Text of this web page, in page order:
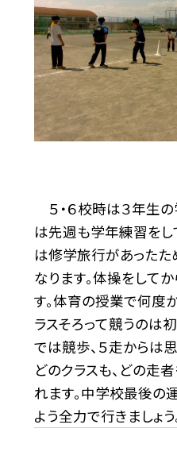
５・６校時は３年生の
は先週も学年練習をし
は修学旅行があった
なります。体操をして
す。体育の授業で何度
ラスそろって競うのは
では競歩、５走からは思
どのクラスも、どの走
れます。中学校最後の
よう全力で行きましょう